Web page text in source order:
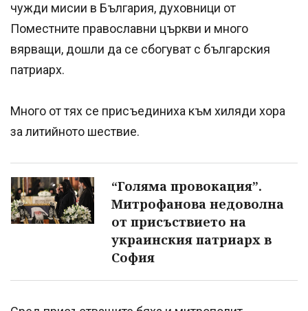
чужди мисии в България, духовници от
Поместните православни църкви и много
вярващи, дошли да се сбогуват с българския
патриарх.
Много от тях се присъединиха към хиляди хора
за литийното шествие.
“Голяма провокация”.
Митрофанова недоволна
от присъствието на
украинския патриарх в
София